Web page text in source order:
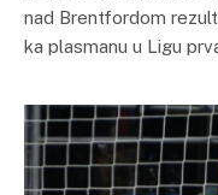
nad Brentfordom
ka plasmanu u Ligu